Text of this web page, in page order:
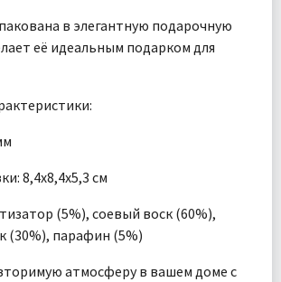
в элегантную подарочную
её идеальным подарком для
8,4х8,4х5,3 см
(5%), соевый воск (60%),
(30%), парафин (5%)
атмосферу в вашем доме с